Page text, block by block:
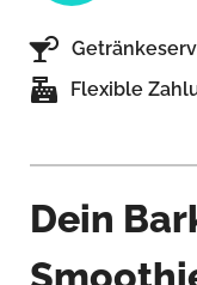
Flexible
Dein